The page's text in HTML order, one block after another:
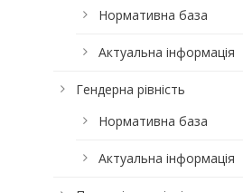
Нормативна база
Актуальна інформація
Гендерна рівність
Нормативна база
Актуальна інформація